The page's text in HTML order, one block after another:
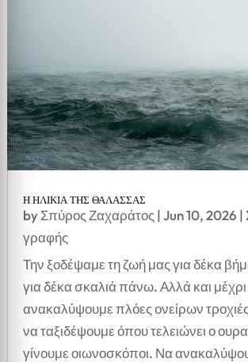
Η ΗΛΙΚΙΑ ΤΗΣ ΘΑΛΑΣΣΑΣ
byΣπύρος Ζαχαράτος |Jun 10, 2026 |
γραφής
Την ξοδέψαμε τη ζωή μας για δέκα
για δέκα σκαλιά πάνω. Αλλά και
ανακαλύψουμε πλόες ονείρων
να ταξιδέψουμε όπου τελειώνει ο
γίνουμε οιωνοσκόποι. Να